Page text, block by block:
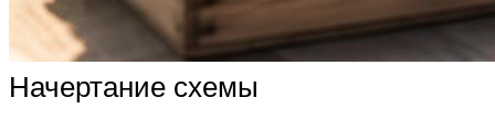
Начертание схемы